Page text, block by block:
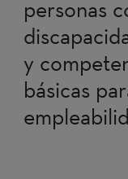
personas
y
básicas